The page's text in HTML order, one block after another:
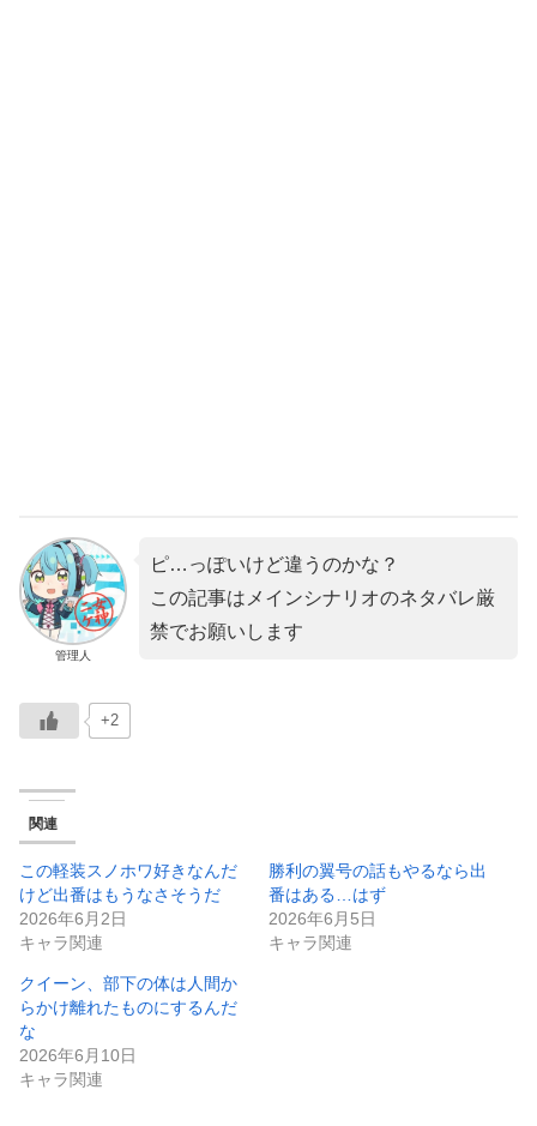
管理人
ピ…っぽいけど違うのかな？
この記事はメインシナリオのネタバレ厳
禁でお願いします
+2
関連
この軽装スノホワ好きなんだ
けど出番はもうなさそうだ
2026年6月2日
キャラ関連
勝利の翼号の話もやるなら出
番はある…はず
2026年6月5日
キャラ関連
クイーン、部下の体は人間か
らかけ離れたものにするんだ
な
2026年6月10日
キャラ関連